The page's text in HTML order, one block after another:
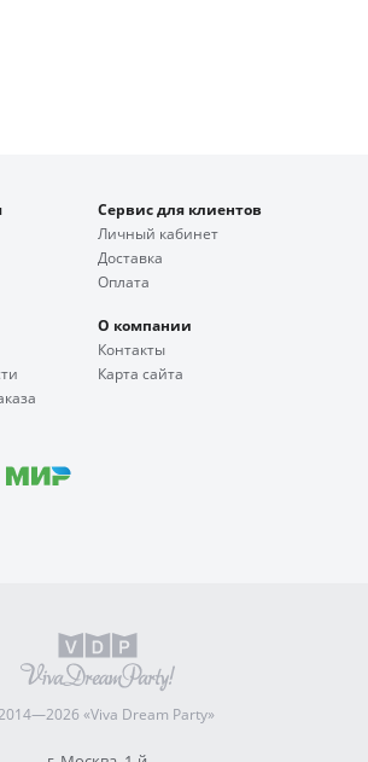
Сервис для клиентов
Личный кабинет
Доставка
Оплата
О компании
Контакты
Карта сайта
«Viva Dream Party»